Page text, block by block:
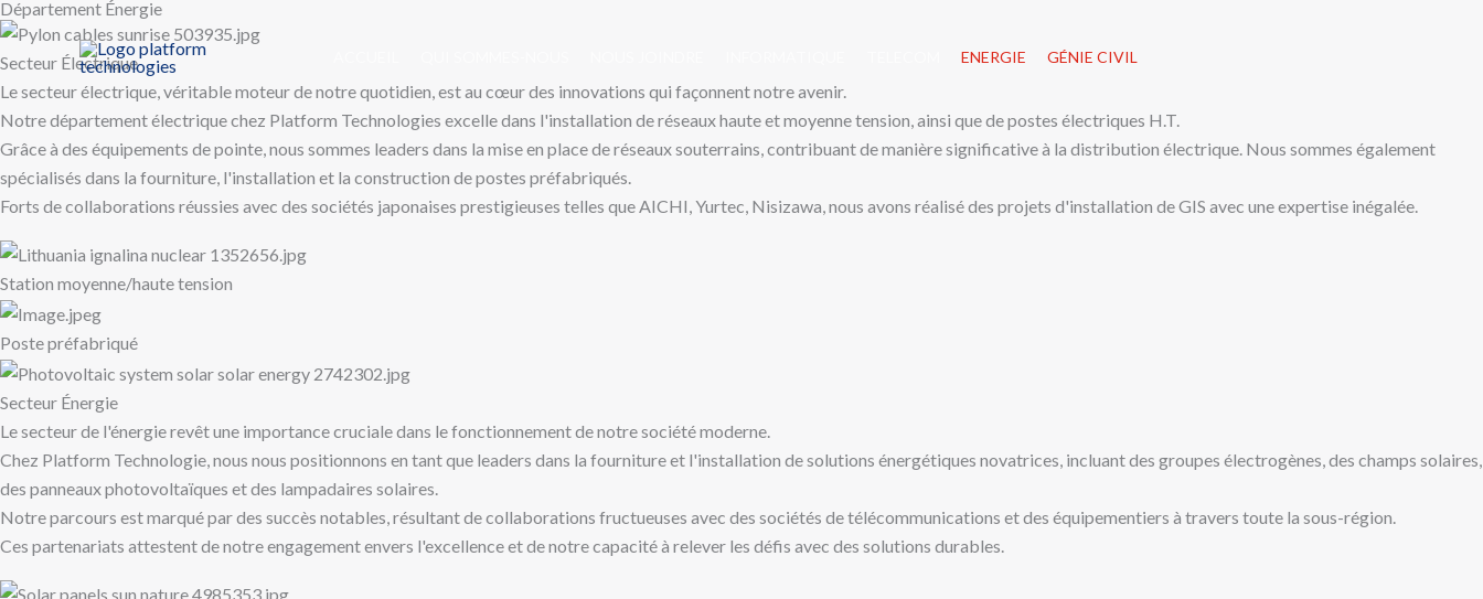
Skip
to
content
ENERGIE GÉNIE CIVIL
Département Énergie
Secteur Électrique
Le secteur électrique, véritable moteur de notre quotidien, est au cœur des innovations qui façonnent notre avenir.
Notre département électrique chez Platform Technologies excelle dans l'installation de réseaux haute et moyenne tension, ainsi que de postes électriques H.T.
Grâce à des équipements de pointe, nous sommes leaders dans la mise en place de réseaux souterrains, contribuant de manière significative à la distribution électrique. Nous sommes également
spécialisés dans la fourniture, l'installation et la construction de postes préfabriqués.
Forts de collaborations réussies avec des sociétés japonaises prestigieuses telles que AICHI, Yurtec, Nisizawa, nous avons réalisé des projets d'installation de GIS avec une expertise inégalée.
Station moyenne/haute tension
Poste préfabriqué
Secteur Énergie
Le secteur de l'énergie revêt une importance cruciale dans le fonctionnement de notre société moderne.
Chez Platform Technologie, nous nous positionnons en tant que leaders dans la fourniture et l'installation de solutions énergétiques novatrices, incluant des groupes électrogènes, des champs solaires,
des panneaux photovoltaïques et des lampadaires solaires.
Notre parcours est marqué par des succès notables, résultant de collaborations fructueuses avec des sociétés de télécommunications et des équipementiers à travers toute la sous-région.
Ces partenariats attestent de notre engagement envers l'excellence et de notre capacité à relever les défis avec des solutions durables.